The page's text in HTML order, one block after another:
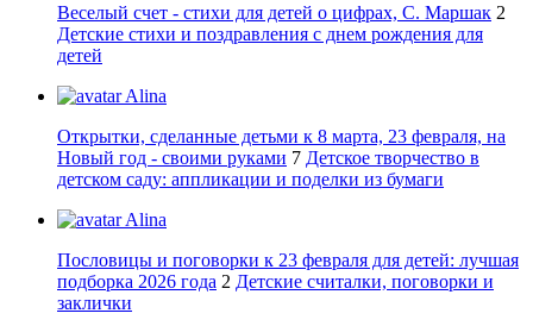
Веселый счет - стихи для детей о цифрах, С. Маршак 2
Детские стихи и поздравления с днем рождения для
детей
Alina
Открытки, сделанные детьми к 8 марта, 23 февраля, на
Новый год - своими руками 7 Детское творчество в
детском саду: аппликации и поделки из бумаги
Alina
Пословицы и поговорки к 23 февраля для детей: лучшая
подборка 2026 года 2 Детские считалки, поговорки и
заклички